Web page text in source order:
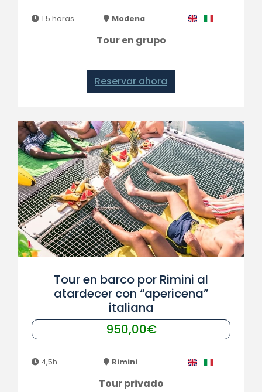
1.5 horas Modena
Tour en grupo
Reservar ahora
Tour en barco por Rimini al
atardecer con “apericena”
italiana
950,00€
4,5h Rimini
Tour privado